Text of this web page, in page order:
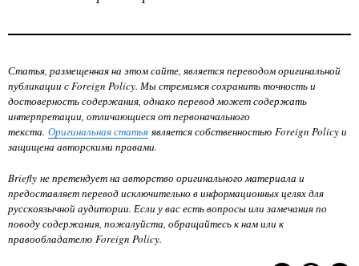
Статья, размещенная на этом сайте, является переводом оригинальной
публикации с Foreign Policy. Мы стремимся сохранить точность и
достоверность содержания, однако перевод может содержать
интерпретации, отличающиеся от первоначального
текста. Оригинальная статьяявляется собственностью Foreign Policyи
защищена авторскими правами.
Briefly не претендует на авторство оригинального материала и
предоставляет перевод исключительно в информационных целях для
русскоязычной аудитории. Если у вас есть вопросы или замечания по
поводу содержания, пожалуйста, обращайтесь к нам или к
правообладателю Foreign Policy.